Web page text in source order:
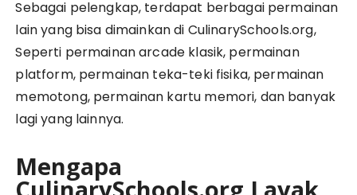
Sebagai pelengkap, terdapat berbagai permainan
lain yang bisa dimainkan di CulinarySchools.org,
Seperti permainan arcade klasik, permainan
platform, permainan teka-teki fisika, permainan
memotong, permainan kartu memori, dan banyak
lagi yang lainnya.
Mengapa